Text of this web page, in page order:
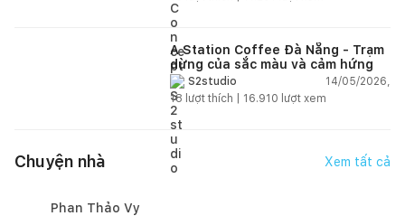
A Station Coffee Đà Nẵng - Trạm
dừng của sắc màu và cảm hứng
S2studio
14/05/2026,
18 lượt thích | 16.910 lượt xem
Chuyện nhà Xem tất cả
Phan Thảo Vy